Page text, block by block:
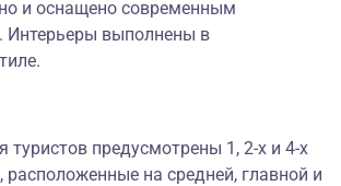
и оснащено современным
Интерьеры выполнены в
предусмотрены 1, 2-х и 4-х
на средней, главной и